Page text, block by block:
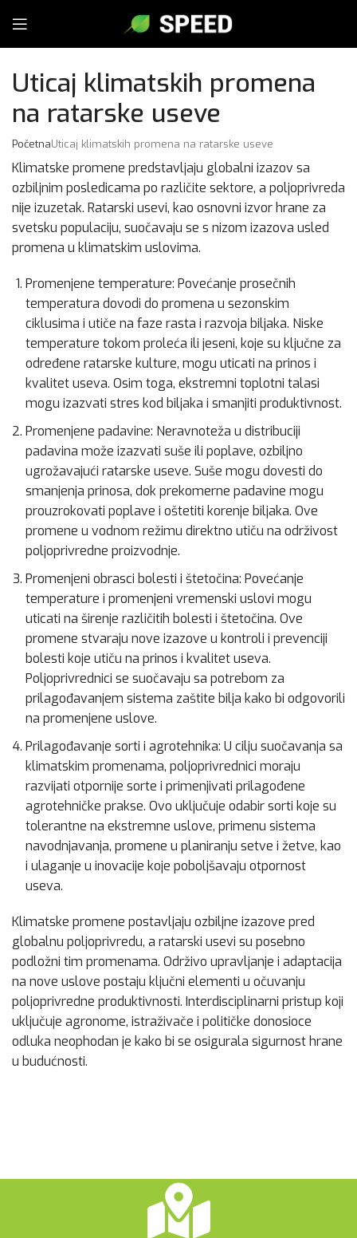
Uticaj klimatskih promena
na ratarske useve
PočetnaUticaj klimatskih promena na ratarske useve
Klimatske promene predstavljaju globalni izazov sa
ozbiljnim posledicama po različite sektore, a poljoprivreda
nije izuzetak. Ratarski usevi, kao osnovni izvor hrane za
svetsku populaciju, suočavaju se s nizom izazova usled
promena u klimatskim uslovima.
Promenjene temperature: Povećanje prosečnih
temperatura dovodi do promena u sezonskim
ciklusima i utiče na faze rasta i razvoja biljaka. Niske
temperature tokom proleća ili jeseni, koje su ključne za
određene ratarske kulture, mogu uticati na prinos i
kvalitet useva. Osim toga, ekstremni toplotni talasi
mogu izazvati stres kod biljaka i smanjiti produktivnost.
Promenjene padavine: Neravnoteža u distribuciji
padavina može izazvati suše ili poplave, ozbiljno
ugrožavajući ratarske useve. Suše mogu dovesti do
smanjenja prinosa, dok prekomerne padavine mogu
prouzrokovati poplave i oštetiti korenje biljaka. Ove
promene u vodnom režimu direktno utiču na održivost
poljoprivredne proizvodnje.
Promenjeni obrasci bolesti i štetočina: Povećanje
temperature i promenjeni vremenski uslovi mogu
uticati na širenje različitih bolesti i štetočina. Ove
promene stvaraju nove izazove u kontroli i prevenciji
bolesti koje utiču na prinos i kvalitet useva.
Poljoprivrednici se suočavaju sa potrebom za
prilagođavanjem sistema zaštite bilja kako bi odgovorili
na promenjene uslove.
Prilagođavanje sorti i agrotehnika: U cilju suočavanja sa
klimatskim promenama, poljoprivrednici moraju
razvijati otpornije sorte i primenjivati prilagođene
agrotehničke prakse. Ovo uključuje odabir sorti koje su
tolerantne na ekstremne uslove, primenu sistema
navodnjavanja, promene u planiranju setve i žetve, kao
i ulaganje u inovacije koje poboljšavaju otpornost
useva.
Klimatske promene postavljaju ozbiljne izazove pred
globalnu poljoprivredu, a ratarski usevi su posebno
podložni tim promenama. Održivo upravljanje i adaptacija
na nove uslove postaju ključni elementi u očuvanju
poljoprivredne produktivnosti. Interdisciplinarni pristup koji
uključuje agronome, istraživače i političke donosioce
odluka neophodan je kako bi se osigurala sigurnost hrane
u budućnosti.